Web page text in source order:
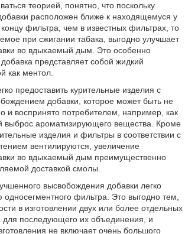
теорией, понятно, что поскольку
расположен ближе к находящемуся у
фильтра, чем в известных фильтрах, то
при сжигании табака, выгодно улучшает
во вдыхаемый дым. Это особенно
представляет собой жидкий
как ментол.
предоставить курительные изделия с
добавки, которое может быть не
и воспринято потребителем, например, как
выброс ароматизирующего вещества. Кроме
изделия и фильтры в соответствии с
вентилируются, увеличение
во вдыхаемый дым преимущественно
доставкой смолы.
высвобождения добавки легко
фильтра. Это выгодно тем,
в изготовлении двух или более отдельных
для последующего их объединения, и
не включает очень большого